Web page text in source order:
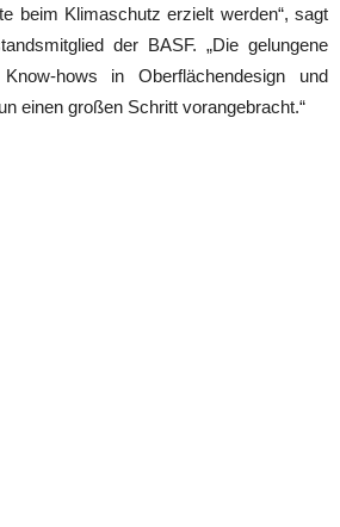
beim Klimaschutz erzielt werden“, sagt
der BASF. „Die gelungene
hows in Oberflächendesign und
einen großen Schritt vorangebracht.“